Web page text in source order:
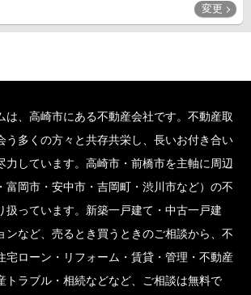
変更
は、高崎市にある不動産会社です。不動産取
う多くの方々と共存共栄し、長いお付き合い
力しています。高崎市・前橋市を主軸に周辺
富岡市・安中市・吉岡町・渋川市など）の不
扱っています。新築一戸建て・中古一戸建
ンなど、売るとき買うときのご相談から、不
宅ローン・リフォーム・賃貸・管理・不動産
トラブル・相続などなど、ご相談は無料で